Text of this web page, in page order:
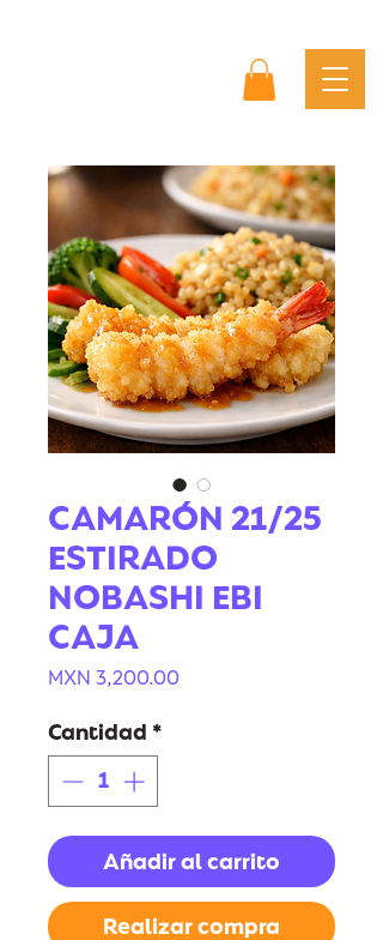
CAMARÓN 21/25
ESTIRADO
NOBASHI EBI
CAJA
MXN 3,200.00
Cantidad *
Añadir al carrito
Realizar compra